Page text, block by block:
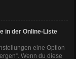
in der Online-Liste
eine Option
Wenn du diese